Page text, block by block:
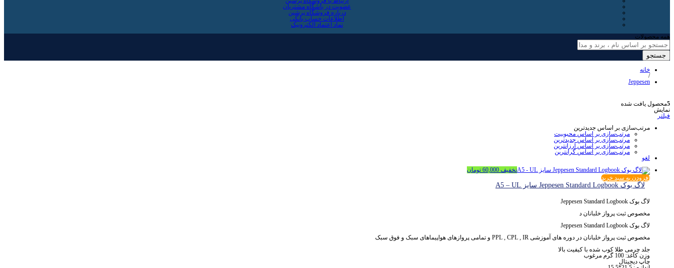
عضویت در باشگاه مشتریان
درباره فروشگاه پرشین
اطلاعات حساب بانکی
نماد اعتماد الکترونیک
همه محصولات
جستجو
خانه
/
Jeppesen
5محصول یافت شده
نمایش
فیلتر
مرتب‌سازی بر اساس جدیدترین
مرتب‌سازی بر اساس محبوبیت
مرتب‌سازی بر اساس جدیدترین
مرتب‌سازی بر اساس ارزانترین
مرتب‌سازی بر اساس گرانترین
لغو
تخفیف 60,000 تومان
افزودن به سبد خرید
لاگ بوک Jeppesen Standard Logbook سایز A5 – UL
لاگ بوک Jeppesen Standard Logbook
مخصوص ثبت پرواز خلبانان د
لاگ بوک Jeppesen Standard Logbook
مخصوص ثبت پرواز خلبانان در دوره های آموزشی PPL , CPL , IR و تمامی پروازهای هواپیماهای سبک و فوق سبک
جلد چرمی طلا کوب شده با کیفیت بالا
وزن کاغذ: 100 گرم مرغوب
چاپ دیجیتال